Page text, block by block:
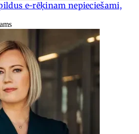
e-rēķinam nepieciešami,